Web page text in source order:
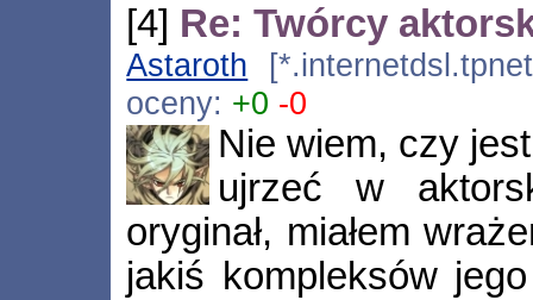
[4] Re: Twórcy
Astaroth
oceny: +0 -0
Nie wiem, czy
ujrzeć w
oryginał, miałem
jakiś kompleksów